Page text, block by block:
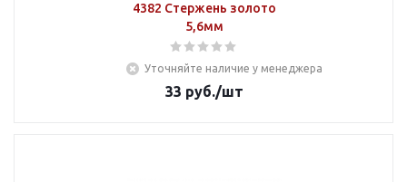
4382 Стержень золото
5,6мм
Уточняйте наличие у менеджера
33 руб./шт